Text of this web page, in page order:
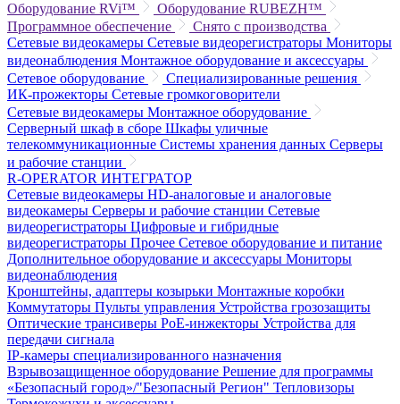
Оборудование RVi™
Оборудование RUBEZH™
Программное обеспечение
Снято с производства
Сетевые видеокамеры Сетевые видеорегистраторы Мониторы
видеонаблюдения Монтажное оборудование и аксессуары
Сетевое оборудование
Специализированные решения
ИК-прожекторы Сетевые громкоговорители
Сетевые видеокамеры Монтажное оборудование
Серверный шкаф в сборе Шкафы уличные
телекоммуникационные Системы хранения данных Серверы
и рабочие станции
R-OPERATOR ИНТЕГРАТОР
Сетевые видеокамеры HD-аналоговые и аналоговые
видеокамеры Серверы и рабочие станции Сетевые
видеорегистраторы Цифровые и гибридные
видеорегистраторы Прочее Сетевое оборудование и питание
Дополнительное оборудование и аксессуары Мониторы
видеонаблюдения
Кронштейны, адаптеры козырьки Монтажные коробки
Коммутаторы Пульты управления Устройства грозозащиты
Оптические трансиверы PoE-инжекторы Устройства для
передачи сигнала
IP-камеры специализированного назначения
Взрывозащищенное оборудование Решение для программы
«Безопасный город»/"Безопасный Регион" Тепловизоры